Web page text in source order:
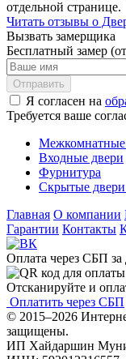
отдельной странице.
Читать отзывы о
Вызвать замерщика
Бесплатный замер
Отправить
Я согласен на
Требуется ваше
Межкомнатные
Входные двери
Фурнитура
Скрытые
Главная О компании
Гарантии Контакты
Оплата через СБП за
Отсканируйте и
Оплатить через СБП
© 2015–2026
защищены.
ИП Хайдаршин